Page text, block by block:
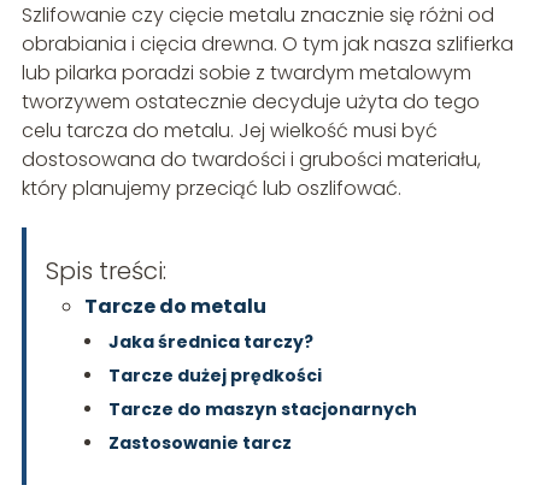
Szlifowanie czy cięcie metalu znacznie się różni od
obrabiania i cięcia drewna. O tym jak nasza szlifierka
lub pilarka poradzi sobie z twardym metalowym
tworzywem ostatecznie decyduje użyta do tego
celu tarcza do metalu. Jej wielkość musi być
dostosowana do twardości i grubości materiału,
który planujemy przeciąć lub oszlifować.
Spis treści:
Tarcze do metalu
Jaka średnica tarczy?
Tarcze dużej prędkości
Tarcze do maszyn stacjonarnych
Zastosowanie tarcz